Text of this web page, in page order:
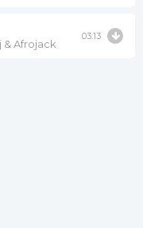
& Afrojack
03:13